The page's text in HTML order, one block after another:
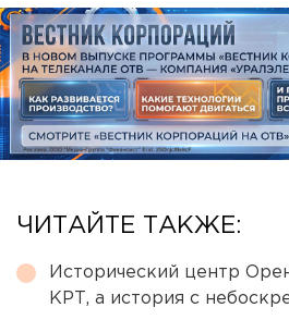
ЧИТАЙТЕ ТАКЖЕ:
Исторический центр
КРТ, а история с